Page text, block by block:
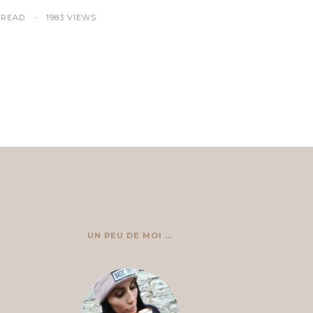
1983 VIEWS
UN PEU DE MOI …